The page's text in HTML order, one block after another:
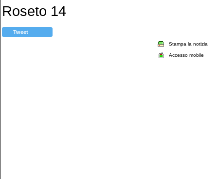
Roseto 14
Tweet
Stampa la notizia
Accesso mobile